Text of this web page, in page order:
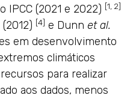
IPCC (2021 e 2022) [1, 2]
[4] e Dunn et al.
em desenvolvimento
climáticos
para realizar
aos dados, menos